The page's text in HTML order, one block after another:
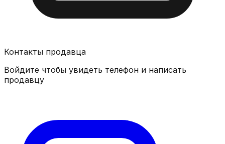
Контакты продавца
Войдите чтобы увидеть телефон и написать
продавцу